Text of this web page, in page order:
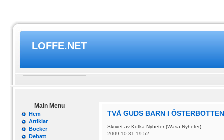
LOFFE.NET
Main Menu
Hem
Artiklar
Böcker
Debatt
TVÅ GUDS BARN I ÖSTERBOTTEN
Skrivet av Kotka Nyheter (Wasa Nyheter)
2009-10-31 19:52